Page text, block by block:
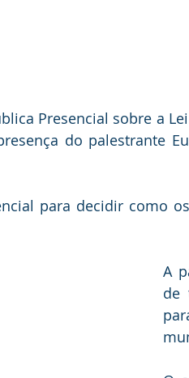
Presencial sobre a
do palestrante
para decidir como
A
de